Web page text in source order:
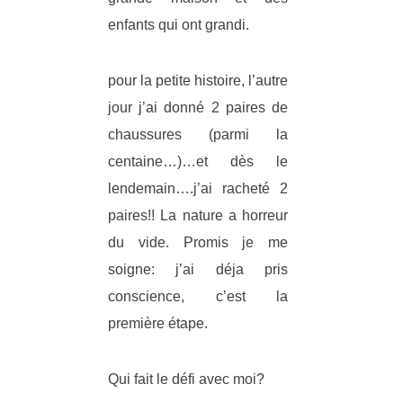
enfants qui ont grandi.
pour la petite histoire, l’autre
jour j’ai donné 2 paires de
chaussures (parmi la
centaine…)…et dès le
lendemain….j’ai racheté 2
paires!! La nature a horreur
du vide. Promis je me
soigne: j’ai déja pris
conscience, c’est la
première étape.
Qui fait le défi avec moi?